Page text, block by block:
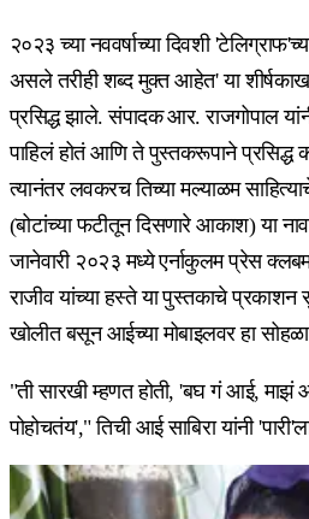
२०२३ च्या नववर्षाच्या दिवशी
असले तरीही शब्द मुक्त आहेत' या
प्रसिद्ध झाले. संपादक आर. राजगोपाल
पाहिलं होतं आणि ते पुस्तकरूपाने प्रसिद्ध
त्यानंतर लवकरच तिच्या मल्याळम
(बोटांच्या फटीतून दिसणारे आकाश) या
जानेवारी २०२३ मध्ये एर्नाकुलम प्रेस
राजीव यांच्या हस्ते या पुस्तकाचे प्रकाशन
खोलीत बसून आईच्या मोबाइलवर हा सोहळा
"ती सारखी म्हणत होती, 'बघ गं आई, माझं
पोहोचतंय'," तिची आई साबिरा यांनी